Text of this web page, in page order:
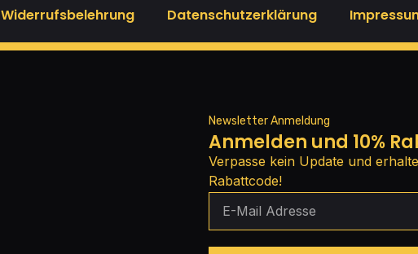
Widerrufsbelehrung Datenschutzerklärung
Newsletter Anmeldung
Anmelden und 10%
Verpasse kein Update und
Rabattcode!